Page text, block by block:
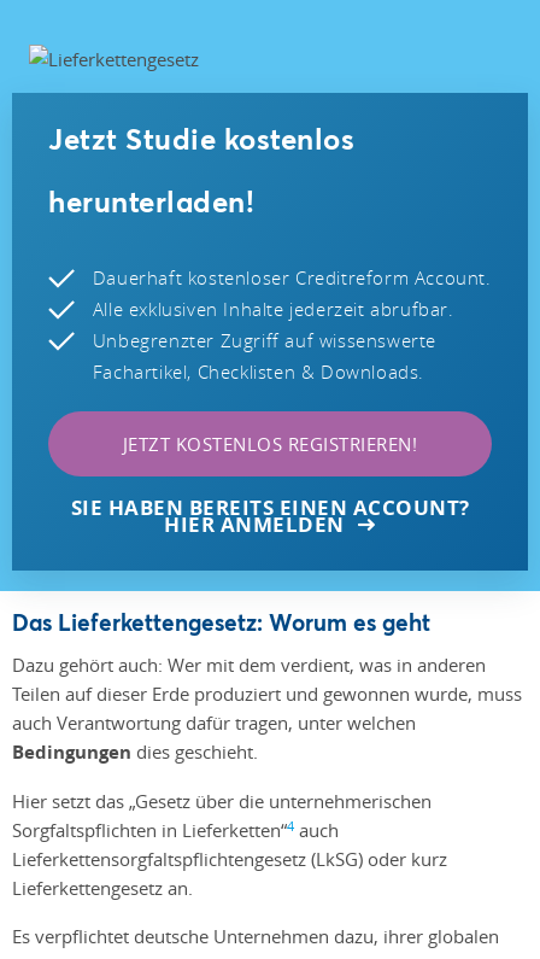
Jetzt Studie kostenlos
herunterladen!
Dauerhaft kostenloser Creditreform Account.
Alle exklusiven Inhalte jederzeit abrufbar.
Unbegrenzter Zugriff auf wissenswerte
Fachartikel, Checklisten & Downloads.
JETZT KOSTENLOS REGISTRIEREN!
SIE HABEN BEREITS EINEN ACCOUNT?
HIER ANMELDEN
Das Lieferkettengesetz: Worum es geht
Dazu gehört auch: Wer mit dem verdient, was in anderen
Teilen auf dieser Erde produziert und gewonnen wurde, muss
auch Verantwortung dafür tragen, unter welchen
Bedingungen dies geschieht.
Hier setzt das „Gesetz über die unternehmerischen
Sorgfaltspflichten in Lieferketten“4 auch
Lieferkettensorgfaltspflichtengesetz (LkSG) oder kurz
Lieferkettengesetz an.
Es verpflichtet deutsche Unternehmen dazu, ihrer globalen